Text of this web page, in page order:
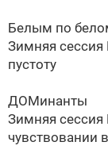
Белым по
Зимняя
пустоту
ДОМинанты
Зимняя сессия
чувствовании